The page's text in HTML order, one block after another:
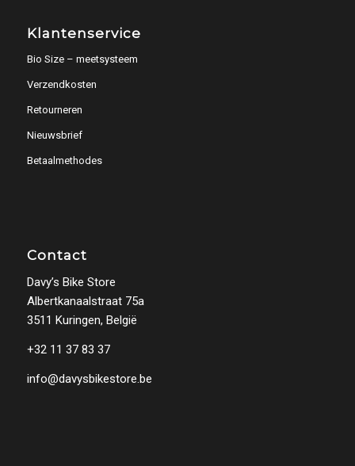
Klantenservice
Bio Size – meetsysteem
Verzendkosten
Retourneren
Nieuwsbrief
Betaalmethodes
Contact
Davy’s Bike Store
Albertkanaalstraat 75a
3511 Kuringen, België
+32 11 37 83 37
info@davysbikestore.be